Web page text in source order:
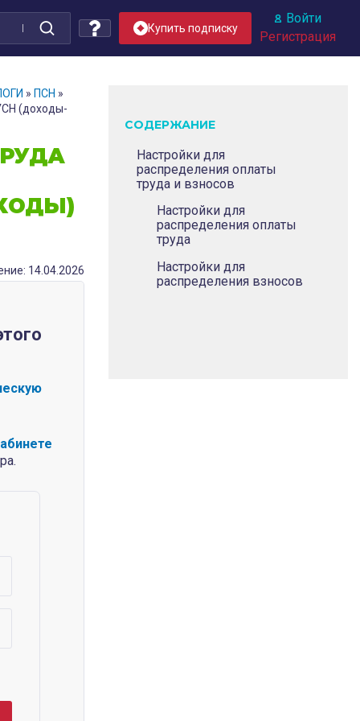
Купить подписку
Войти
Регистрация
» ПСН »
(доходы-
14.04.2026
СОДЕРЖАНИЕ
Настройки для
распределения оплаты
труда и взносов
Настройки для
распределения оплаты
труда
Настройки для
распределения взносов